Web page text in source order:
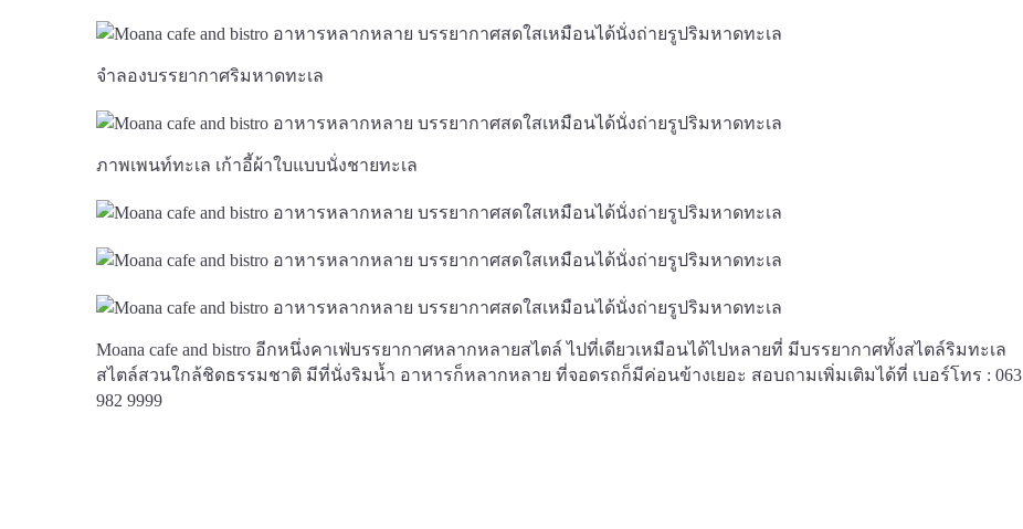
จำลองบรรยากาศริมหาดทะเล
ภาพเพนท์ทะเล เก้าอี้ผ้าใบแบบนั่งชายทะเล
Moana cafe and bistro อีกหนึ่งคาเฟ่บรรยากาศหลากหลายสไตล์ ไปที่เดียวเหมือนได้ไปหลายที่ มีบรรยากาศทั้งสไตล์ริมทะเล
สไตล์สวนใกล้ชิดธรรมชาติ มีที่นั่งริมน้ำ อาหารก็หลากหลาย ที่จอดรถก็มีค่อนข้างเยอะ สอบถามเพิ่มเติมได้ที่ เบอร์โทร : 063
982 9999